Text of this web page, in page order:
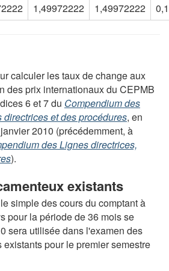
1,49972222 1,49972222
calculer les taux de change aux
des prix internationaux du CEPMB
6 et 7 du Compendium des
et des procédures, en
2010 (précédemment, à
des Lignes directrices,
).
existants
simple des cours du comptant à
pour la période de 36 mois se
sera utilisée dans l'examen des
pour le premier semestre